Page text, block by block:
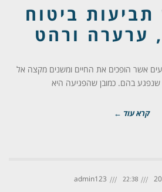
תביעות ביטוח
ערערה ורהט
אשר הופכים את החיים ומשנים מקצה אל
בהם. כמובן שהפגיעה היא
קרא עוד ←
22:38
admin123